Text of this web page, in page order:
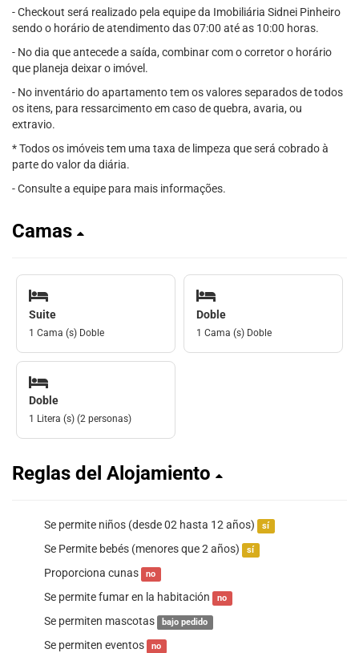
- Checkout será realizado pela equipe da Imobiliária Sidnei Pinheiro
sendo o horário de atendimento das 07:00 até as 10:00 horas.
- No dia que antecede a saída, combinar com o corretor o horário
que planeja deixar o imóvel.
- No inventário do apartamento tem os valores separados de todos
os itens, para ressarcimento em caso de quebra, avaria, ou
extravio.
* Todos os imóveis tem uma taxa de limpeza que será cobrado à
parte do valor da diária.
- Consulte a equipe para mais informações.
Camas
Suite
1 Cama (s) Doble
Doble
1 Cama (s) Doble
Doble
1 Litera (s) (2 personas)
Reglas del Alojamiento
Se permite niños (desde 02 hasta 12 años) sí
Se Permite bebés (menores que 2 años) sí
Proporciona cunas no
Se permite fumar en la habitación no
Se permiten mascotas bajo pedido
Se permiten eventos no